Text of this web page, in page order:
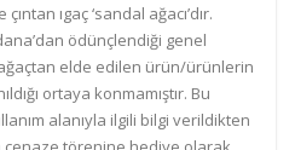
ıgaç ‘sandal ağacı’dır.
ödünçlendiği genel
elde edilen ürün/ürünlerin
ortaya konmamıştır. Bu
alanıyla ilgili bilgi verildikten